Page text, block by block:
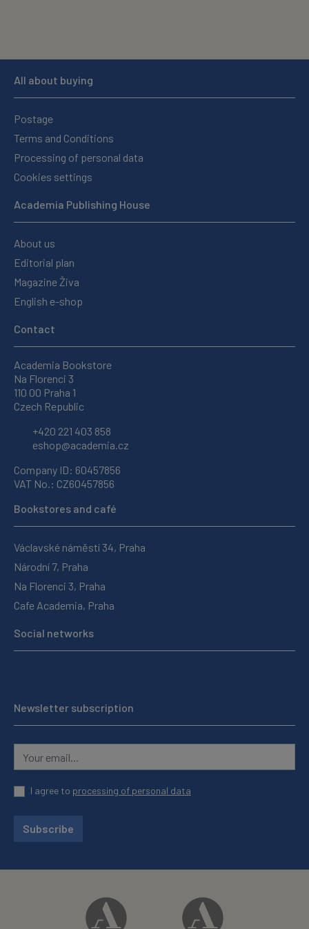
All about buying
Postage
Terms and Conditions
Processing of personal data
Cookies settings
Academia Publishing House
About us
Editorial plan
Magazine Živa
English e-shop
Contact
Academia Bookstore
Na Florenci 3
110 00 Praha 1
Czech Republic
+420 221 403 858
eshop@academia.cz
Company ID: 60457856
VAT No.: CZ60457856
Bookstores and café
Václavské náměstí 34, Praha
Národní 7, Praha
Na Florenci 3, Praha
Cafe Academia, Praha
Social networks
Newsletter subscription
I agree to processing of personal data
Subscribe